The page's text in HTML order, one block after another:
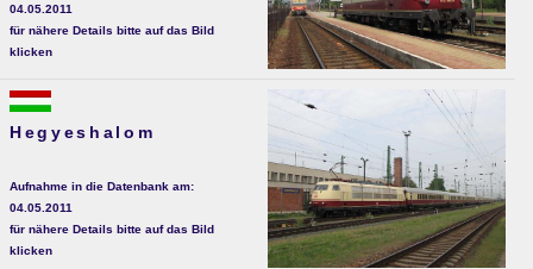
04.05.2011
für nähere Details bitte auf das Bild
klicken
Hegyeshalom
Aufnahme in die Datenbank am:
04.05.2011
für nähere Details bitte auf das Bild
klicken